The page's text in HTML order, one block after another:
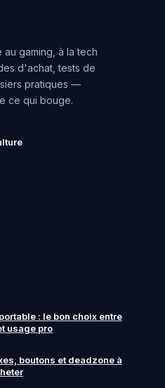
gaming, à la tech
d'achat, tests de
pratiques —
ce qui bouge.
: le bon choix entre
usage pro
boutons et deadzone à